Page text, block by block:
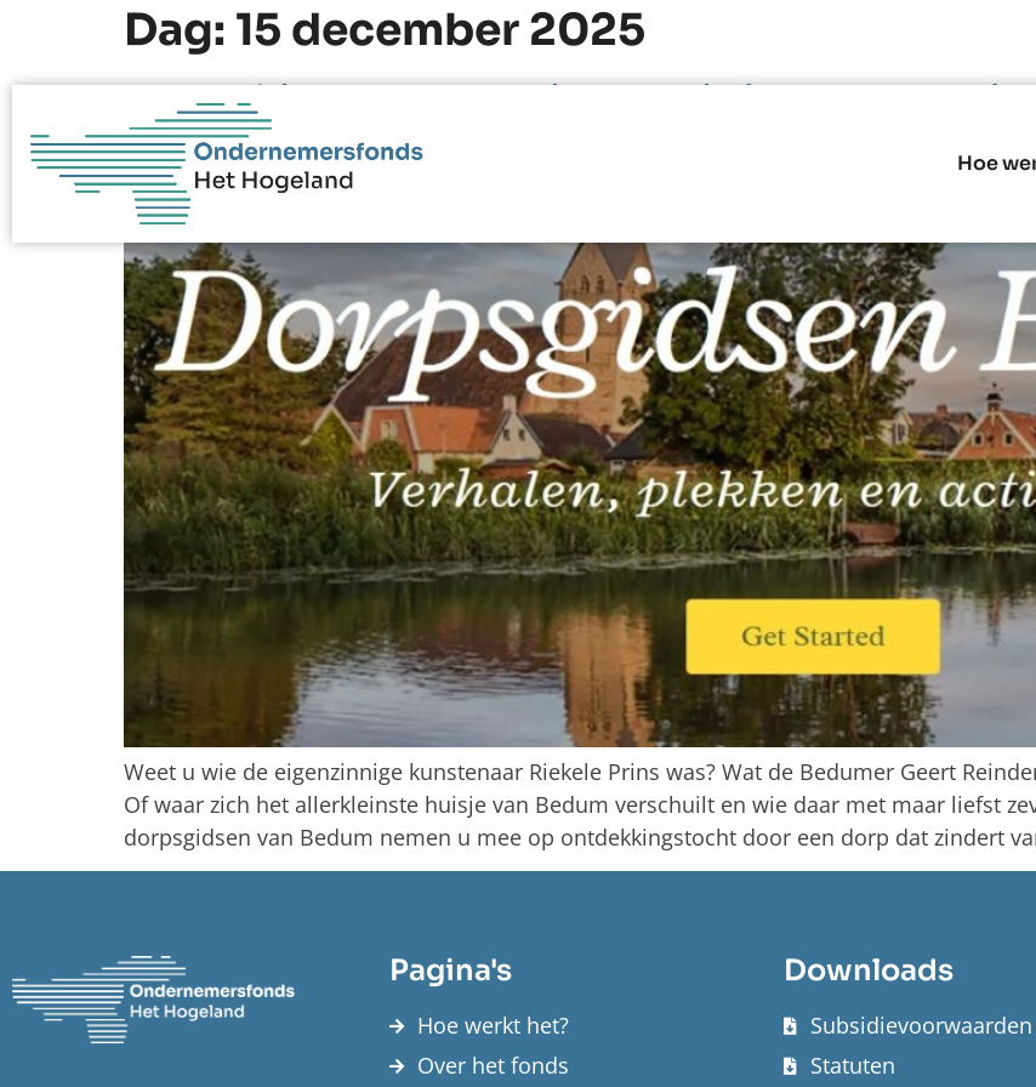
Hoe
Dag: 15 december 2025
Dorpsgidsen zetten Bedum op de kaart met
Weet u wie de eigenzinnige kunstenaar Riekele Prins was? Wat de Bedumer Geert
Of waar zich het allerkleinste huisje van Bedum verschuilt en wie daar met maar liefst
dorpsgidsen van Bedum nemen u mee op ontdekkingstocht door een dorp dat zindert
Pagina's
Hoe werkt het?
Over het fonds
Downloads
Subsidievoorwaarden
Statuten